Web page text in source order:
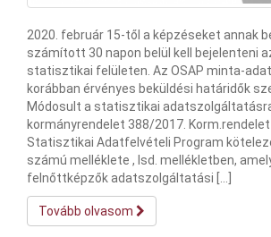
2020. február 15-től a képzéseket annak
számított 30 napon belül kell bejelenteni
statisztikai felületen. Az OSAP minta-
korábban érvényes beküldési határidők
Módosult a statisztikai
kormányrendelet 388/2017.
Statisztikai Adatfelvételi Program
számú melléklete , lsd. mellékletben,
felnőttképzők adatszolgáltatási […]
Tovább olvasom